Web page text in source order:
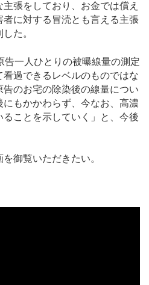
張をしており、お金では償え
に対する冒涜とも言える主張
た。
一人ひとりの被曝線量の測定
過できるレベルのものではな
のお宅の除染後の線量につい
もかかわらず、今なお、高濃
ことを示していく」と、今後
御覧いただきたい。